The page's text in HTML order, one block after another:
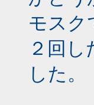
モスク
２回
した。